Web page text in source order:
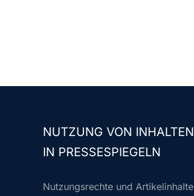
NUTZUNG VON INHALTEN
IN PRESSESPIEGELN
Nutzungsrechte und Artikelinhalte